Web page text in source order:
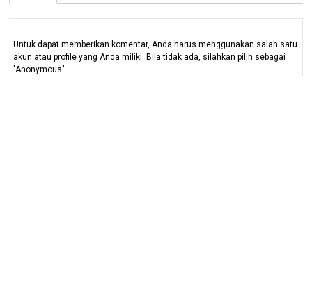
Untuk dapat memberikan komentar, Anda harus menggunakan salah satu
akun atau profile yang Anda miliki. Bila tidak ada, silahkan pilih sebagai
"Anonymous"